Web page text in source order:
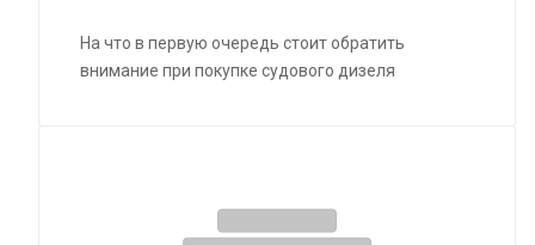
На что в первую очередь стоит обратить
внимание при покупке судового дизеля